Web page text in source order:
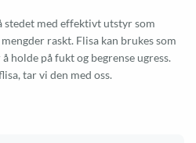
med effektivt utstyr som
raskt. Flisa kan brukes som
holde på fukt og begrense ugress.
tar vi den med oss.